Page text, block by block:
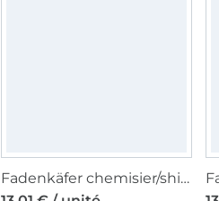
Fadenkäfer chemisier/shirt women paper pattern, en allemand